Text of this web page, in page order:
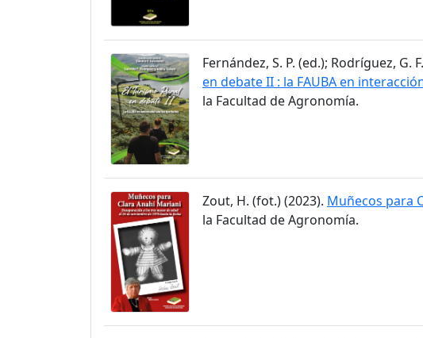
Fernández, S. P. (ed.); Rodríguez, G.
en debate II : la FAUBA en
la Facultad de Agronomía.
Zout, H. (fot.) (2023). Muñecos para
la Facultad de Agronomía.